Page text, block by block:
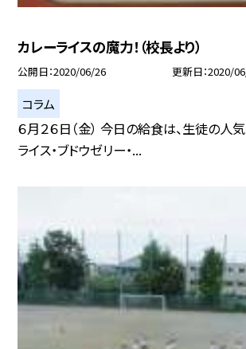
カレーライスの魔力！（校長より）
公開日 2020/06/26 更新日 2020/
コラム
６月２６日（金） 今日の給食は、生徒の人
ライス・ブドウゼリー・...